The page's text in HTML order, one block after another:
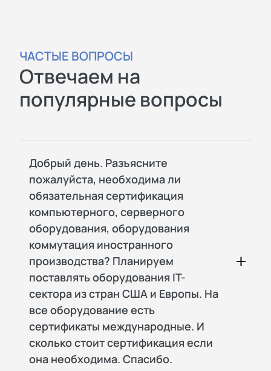
ЧАСТЫЕ ВОПРОСЫ
Отвечаем на
популярные вопросы
Добрый день. Разъясните
пожалуйста, необходима ли
обязательная сертификация
компьютерного, серверного
оборудования, оборудования
коммутация иностранного
производства? Планируем
поставлять оборудования IT-
сектора из стран США и Европы. На
все оборудование есть
сертификаты международные. И
сколько стоит сертификация если
она необходима. Спасибо.